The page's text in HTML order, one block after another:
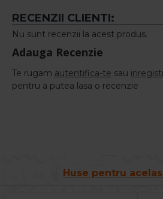
RECENZII CLIENTI:
Nu sunt recenzii la acest produs.
Adauga Recenzie
Te rugam autentifica-te sau
pentru a putea lasa o recenzie
Huse pentru